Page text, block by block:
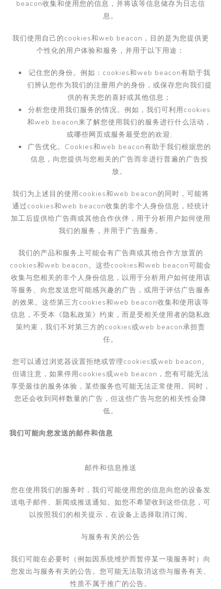
beacon收集和使用您的信息，并将该等信息储存为日志信
息。
我们使用自己的cookies和web beacon ，目的是为您提供更
个性化的用户体验和服务，并用于以下用途：
记住您的身份。例如： cookies和web beacon有助于我
们辨认您作为我们的注册用户的身份，或保存您向我们提
供的有关您的喜好或其他信息；
分析您使用我们服务的情况。例如，我们可利用cookies
和web beacon来了解您使用我们的服务进行什么活动，
或哪些网页或服务最受您的欢迎;
广告优化。 Cookies和web beacon有助于我们根据您的
信息，向您提供与您相关的广告而非进行普遍的广告投
放。
我们为上述目的使用cookies和web beacon的同时，可能将
通过cookies和web beacon收集的非个人身份信息，经统计
加工后提供给广告商或其他合作伙伴，用于分析用户如何使用
我们的服务，并用于广告服务。
我们的产品和服务上可能会有广告商或其他合作方放置的
cookies和web beacon。这些cookies和web beacon可能会
收集与您相关的非个人身份信息，以用于分析用户如何使用该
等服务、向您发送您可能感兴趣的广告，或用于评估广告服务
的效果。这些第三方cookies和web beacon收集和使用该等
信息，不受本《隐私政策》约束，而是受相关使用者的隐私政
策约束，我们不对第三方的cookies或web beacon承担责
任。
您可以通过浏览器设置拒绝或管理cookies或web beacon。
但请注意，如果停用cookies或web beacon ，您有可能无法
享受最佳的服务体验，某些服务也可能无法正常使用。同时，
您还会收到同样数量的广告，但这些广告与您的相关性会降
低。
我们可能向您发送的邮件和信息
邮件和信息推送
您在使用我们的服务时，我们可能使用您的信息向您的设备发
送电子邮件、新闻或推送通知。如您不希望收到这些信息，可
以按照我们的相关提示，在设备上选择取消订阅。
与服务有关的公告
我们可能在必要时（例如因系统维护而暂停某一项服务时）向
您发出与服务有关的公告。您可能无法取消这些与服务有关、
性质不属于推广的公告。